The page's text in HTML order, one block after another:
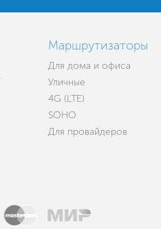
Маршрутизаторы
Для дома и офиса
Уличные
4G (LTE)
SOHO
Для провайдеров